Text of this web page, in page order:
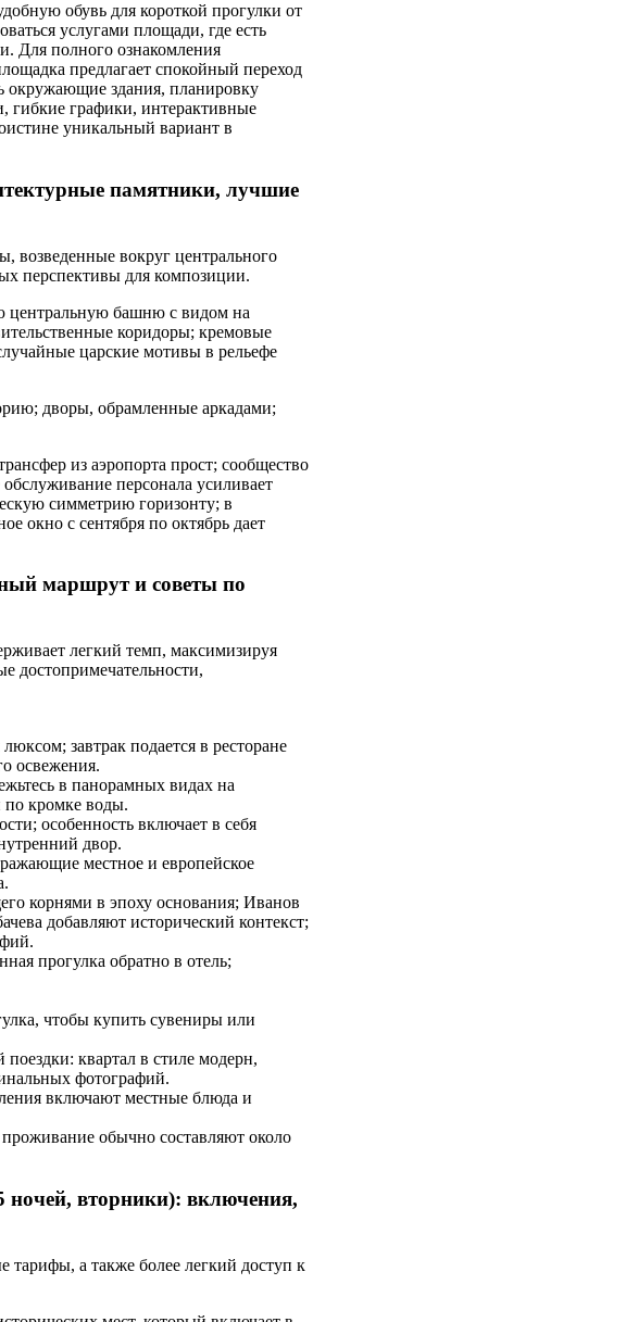
обувь для короткой прогулки от
услугами площади, где есть
Для полного ознакомления
предлагает спокойный переход
окружающие здания, планировку
гибкие графики, интерактивные
уникальный вариант в
памятники, лучшие
возведенные вокруг центрального
перспективы для композиции.
центральную башню с видом на
коридоры; кремовые
царские мотивы в рельефе
дворы, обрамленные аркадами;
из аэропорта прост; сообщество
персонала усиливает
симметрию горизонту; в
окно с сентября по октябрь дает
маршрут и советы по
легкий темп, максимизируя
достопримечательности,
завтрак подается в ресторане
освежения.
в панорамных видах на
по кромке воды.
особенность включает в себя
двор.
местное и европейское
корнями в эпоху основания; Иванов
добавляют исторический контекст;
прогулка обратно в отель;
чтобы купить сувениры или
квартал в стиле модерн,
фотографий.
включают местные блюда и
обычно составляют около
вторники): включения,
тарифы, а также более легкий доступ к